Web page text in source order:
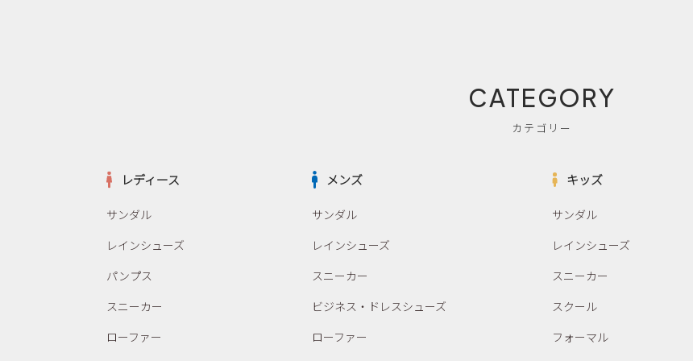
CATEGORY
カテゴリー
レディース
サンダル
レインシューズ
パンプス
スニーカー
ローファー
メンズ
サンダル
レインシューズ
スニーカー
ビジネス・ドレスシューズ
ローファー
キッズ
サンダル
レインシューズ
スニーカー
スクール
フォーマル